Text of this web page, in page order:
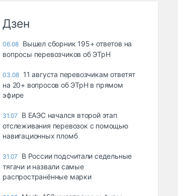
Дзен
06.08 Вышел сборник 195+ ответов на
вопросы перевозчиков об ЭТрН
03.08 11 августа перевозчикам ответят
на 20+ вопросов об ЭТрН в прямом
эфире
31.07
В ЕАЭС начался второй этап
отслеживания перевозок с помощью
навигационных пломб
31.07
В России подсчитали седельные
тягачи и назвали самые
распространённые марки